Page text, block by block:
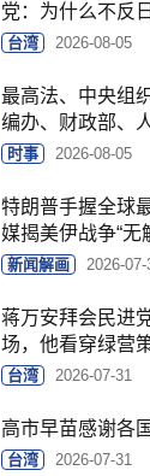
党：为什么不反日
台湾 2026-08-05
最高法、中央组
编办、财政部、
时事 2026-08-05
特朗普手握全球
媒揭美伊战争“无
新闻解画 2026-07-
蒋万安拜会民进
场，他看穿绿营
台湾 2026-07-31
高市早苗感谢各
台湾 2026-07-31